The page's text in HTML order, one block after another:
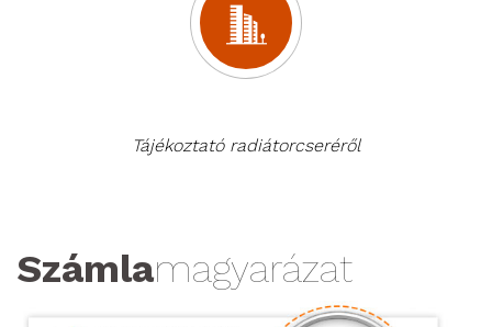
Tájékoztató radiátorcseréről
Számlamagyarázat